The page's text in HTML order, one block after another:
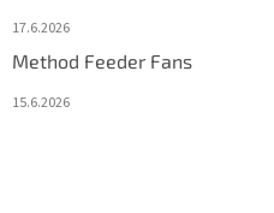
17.6.2026
Method Feeder Fans
15.6.2026